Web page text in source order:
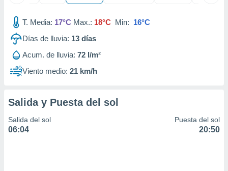
T. Media: 17°C Max.: 18°C Min: 16°C
Días de lluvia: 13 días
Acum. de lluvia: 72 l/m²
Viento medio: 21 km/h
Salida y Puesta del sol
Salida del sol
06:04
Puesta del sol
20:50